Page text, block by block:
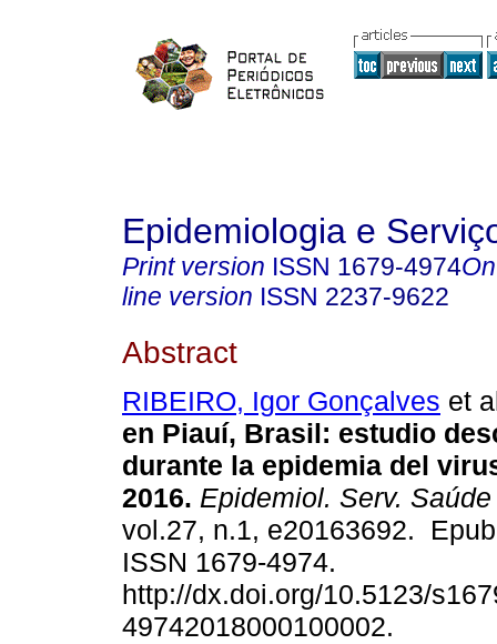
Epidemiologia e
Print version ISSN 1679-4974
line version ISSN 2237-9622
Abstract
RIBEIRO, Igor Gonçalves et
en Piauí, Brasil: estudio
durante la epidemia del
2016. Epidemiol. Serv. Saúde
vol.27, n.1, e20163692.
ISSN 1679-4974.
http://dx.doi.org/10.5123/
49742018000100002.